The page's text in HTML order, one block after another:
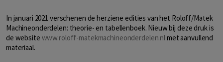
In januari 2021 verschenen de herziene edities van het Roloff/Matek
Machineonderdelen: theorie- en tabellenboek. Nieuw bij deze druk is
de website www.roloff-matekmachineonderdelen.nlmet aanvullend
materiaal.